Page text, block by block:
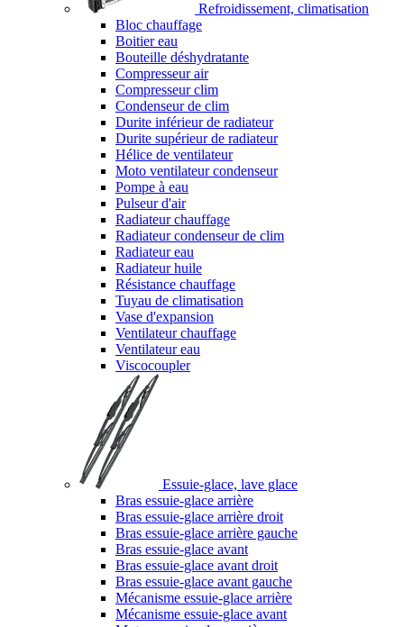
Refroidissement, climatisation
Bloc chauffage
Boitier eau
Bouteille déshydratante
Compresseur air
Compresseur clim
Condenseur de clim
Durite inférieur de radiateur
Durite supérieur de radiateur
Hélice de ventilateur
Moto ventilateur condenseur
Pompe à eau
Pulseur d'air
Radiateur chauffage
Radiateur condenseur de clim
Radiateur eau
Radiateur huile
Résistance chauffage
Tuyau de climatisation
Vase d'expansion
Ventilateur chauffage
Ventilateur eau
Viscocoupler
Essuie-glace, lave glace
Bras essuie-glace arrière
Bras essuie-glace arrière droit
Bras essuie-glace arrière gauche
Bras essuie-glace avant
Bras essuie-glace avant droit
Bras essuie-glace avant gauche
Mécanisme essuie-glace arrière
Mécanisme essuie-glace avant